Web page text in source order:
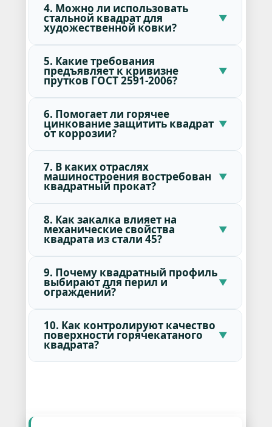
4. Можно ли использовать
стальной квадрат для
художественной ковки?
5. Какие требования
предъявляет к кривизне
прутков ГОСТ 2591-2006?
6. Помогает ли горячее
цинкование защитить квадрат
от коррозии?
7. В каких отраслях
машиностроения востребован
квадратный прокат?
8. Как закалка влияет на
механические свойства
квадрата из стали 45?
9. Почему квадратный профиль
выбирают для перил и
ограждений?
10. Как контролируют качество
поверхности горячекатаного
квадрата?